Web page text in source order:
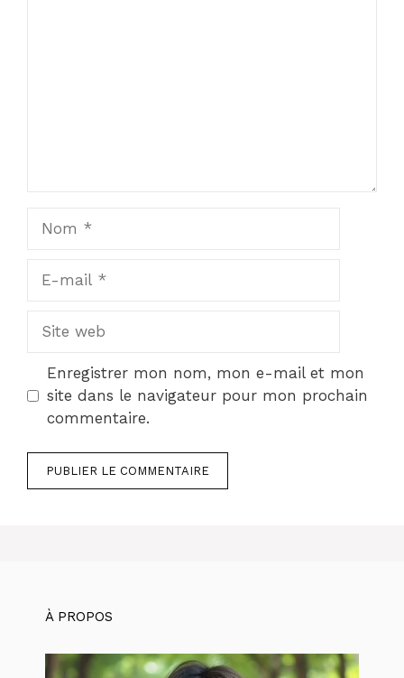
mail
web
Enregistrer mon nom, mon e-mail et mon
site dans le navigateur pour mon prochain
commentaire.
À PROPOS